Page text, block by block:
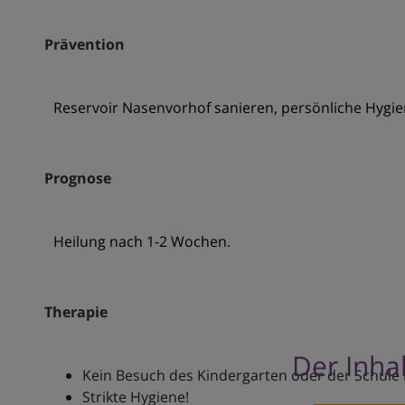
Prävention
Reservoir Nasenvorhof sanieren, persönliche
Prognose
Heilung nach 1-2 Wochen.
Therapie
Der
Kein Besuch des Kindergarten oder der
Strikte Hygiene!